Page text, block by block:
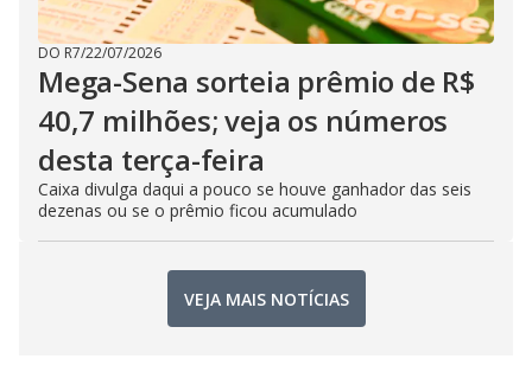
DO R7/22/07/2026
Mega-Sena sorteia prêmio de R$
40,7 milhões; veja os números
desta terça-feira
Caixa divulga daqui a pouco se houve ganhador das seis
dezenas ou se o prêmio ficou acumulado
VEJA MAIS NOTÍCIAS